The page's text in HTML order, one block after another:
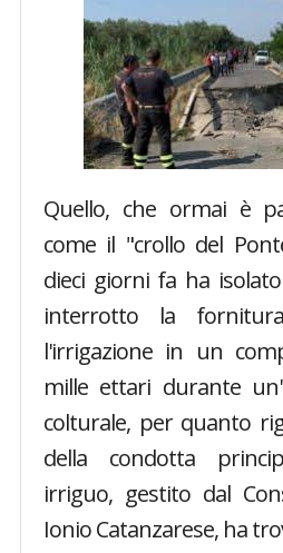
Quello, che ormai è
come il "crollo del
dieci giorni fa ha
interrotto la
l'irrigazione in un
mille ettari durante
colturale, per quanto
della condotta
irriguo, gestito dal
Ionio Catanzarese, ha